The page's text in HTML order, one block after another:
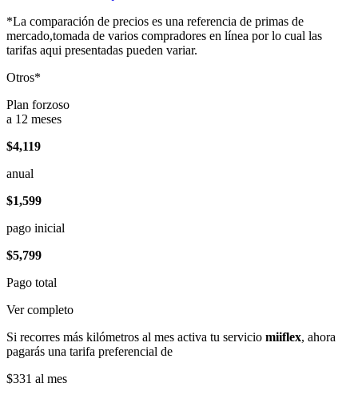
*La comparación de precios es una referencia de primas de
mercado,tomada de varios compradores en línea por lo cual las
tarifas aqui presentadas pueden variar.
Otros*
Plan forzoso
a 12 meses
$4,119
anual
$1,599
pago inicial
$5,799
Pago total
Ver completo
Si recorres más kilómetros al mes activa tu servicio miiflex, ahora
pagarás una tarifa preferencial de
$331 al mes